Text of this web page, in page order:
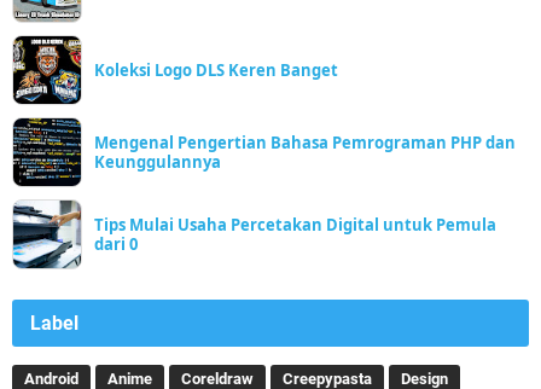
Koleksi Logo DLS Keren Banget
Mengenal Pengertian Bahasa Pemrograman PHP dan
Keunggulannya
Tips Mulai Usaha Percetakan Digital untuk Pemula
dari 0
Label
Android Anime Coreldraw Creepypasta
Design